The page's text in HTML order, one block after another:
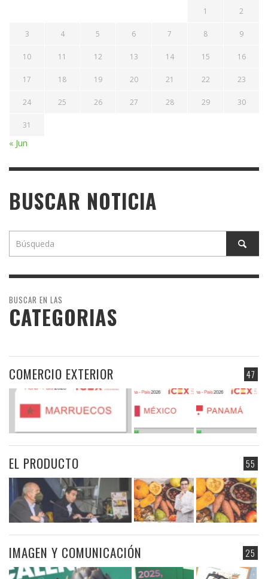
1 2
3 4 5 6 7 8 9
10 11 12 13 14 15 16
17 18 19 20 21 22 23
24 25 26 27 28 29 30
31
« Jun
BUSCAR NOTICIA
BUSCAR EN LAS
CATEGORIAS
47
COMERCIO EXTERIOR
55
EL PRODUCTO
25
IMAGEN Y COMUNICACIÓN